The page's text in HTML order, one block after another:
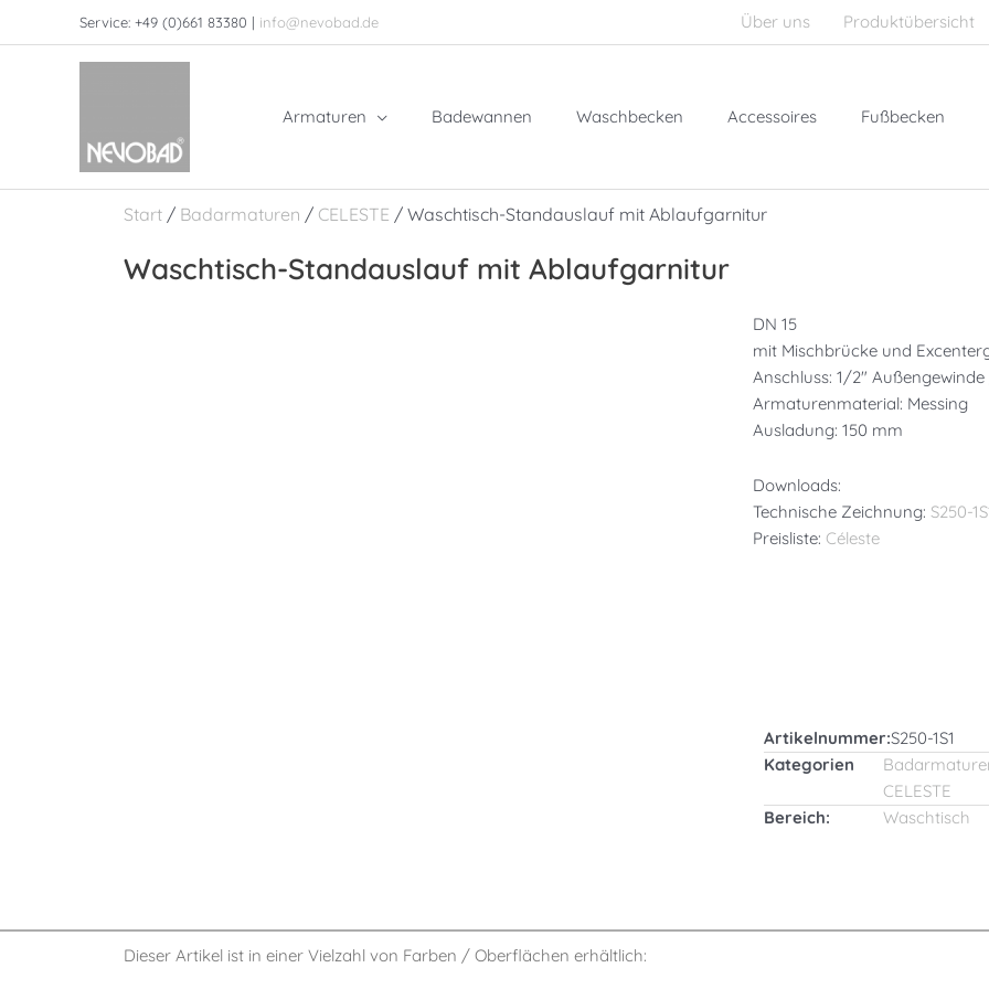
Service: +49 (0)661 83380 | info@nevobad.de Über uns Produktübersicht
Armaturen Badewannen Waschbecken Accessoires Fußbecken
Start / Badarmaturen / CELESTE / Waschtisch-Standauslauf mit Ablaufgarnitur
Waschtisch-Standauslauf mit Ablaufgarnitur
DN 15
mit Mischbrücke und
Anschluss: 1/2″
Armaturenmaterial: Messing
Ausladung: 150 mm
Downloads:
Technische Zeichnung: S250-
Preisliste: Céleste
Artikelnummer:S250-1S1
Kategorien
CELESTE
Bereich:
Waschtisch
Dieser Artikel ist in einer Vielzahl von Farben / Oberflächen erhältlich: